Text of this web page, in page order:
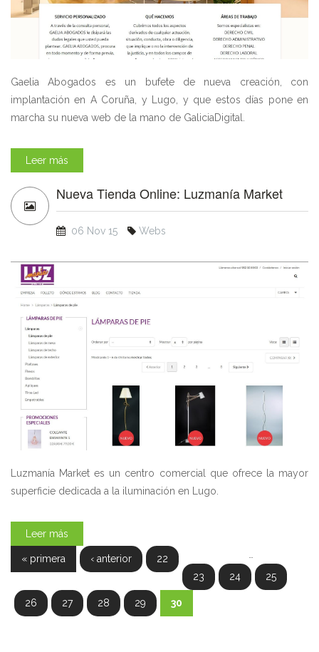
Gaelia Abogados es un bufete de nueva creación, con
implantación en A Coruña, y Lugo, y que estos días pone en
marcha su nueva web de la mano de GaliciaDigital.
Leer más
Nueva Tienda Online: Luzmanía Market
06 Nov 15 Webs
Luzmanía Market es un centro comercial que ofrece la mayor
superficie dedicada a la iluminación en Lugo.
Leer más
Páginas
« primera ‹ anterior
22
23
24 25
26 27 28 29 30